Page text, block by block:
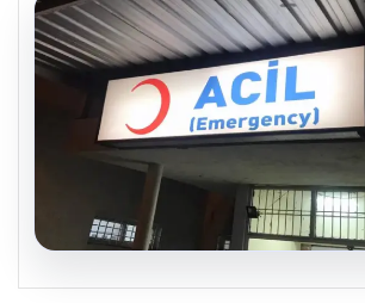
05.08.2026